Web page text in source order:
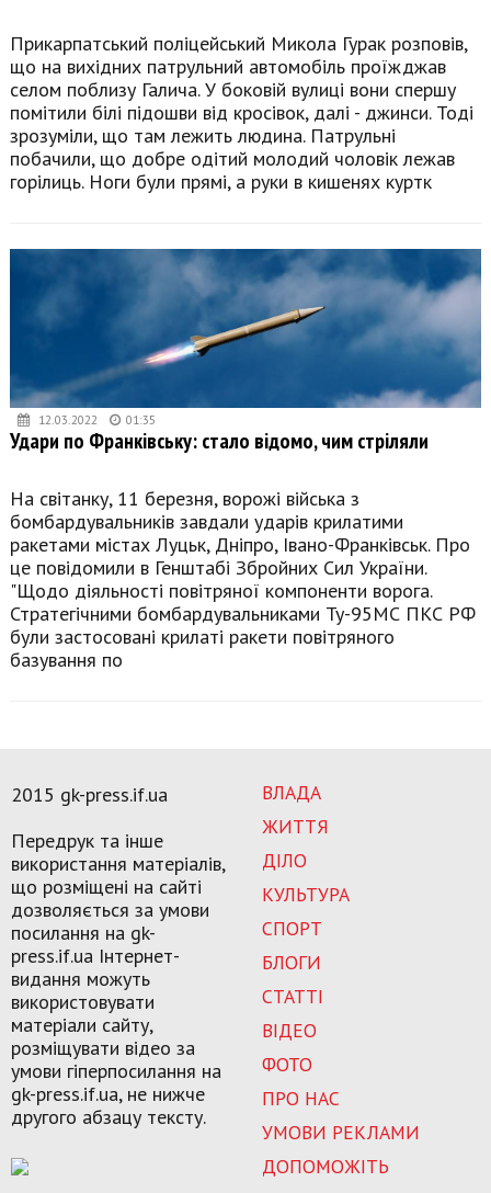
Прикарпатський поліцейський Микола Гурак розповів,
що на вихідних патрульний автомобіль проїжджав
селом поблизу Галича. У боковій вулиці вони спершу
помітили білі підошви від кросівок, далі - джинси. Тоді
зрозуміли, що там лежить людина. Патрульні
побачили, що добре одітий молодий чоловік лежав
горілиць. Ноги були прямі, а руки в кишенях куртк
12.03.2022 01:35
Удари по Франківську: стало відомо, чим стріляли
На світанку, 11 березня, ворожі війська з
бомбардувальників завдали ударів крилатими
ракетами містах Луцьк, Дніпро, Івано-Франківськ. Про
це повідомили в Генштабі Збройних Сил України.
"Щодо діяльності повітряної компоненти ворога.
Стратегічними бомбардувальниками Ту-95МС ПКС РФ
були застосовані крилаті ракети повітряного
базування по
ВЛАДА
ЖИТТЯ
ДІЛО
КУЛЬТУРА
СПОРТ
БЛОГИ
СТАТТІ
ВІДЕО
ФОТО
ПРО НАС
УМОВИ РЕКЛАМИ
ДОПОМОЖІТЬ
2015 gk-press.if.ua
Передрук та інше
використання матеріалів,
що розміщені на сайті
дозволяється за умови
посилання на gk-
press.if.ua Інтернет-
видання можуть
використовувати
матеріали сайту,
розміщувати відео за
умови гіперпосилання на
gk-press.if.ua, не нижче
другого абзацу тексту.